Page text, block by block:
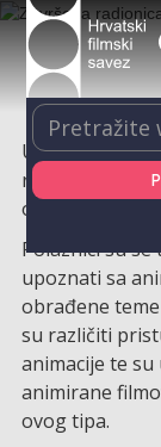
U Osijeku je u
radionica stop-
održana u
Polaznici su
upoznati sa
obrađene
su različiti
animacije te
animirane
ovog tipa.